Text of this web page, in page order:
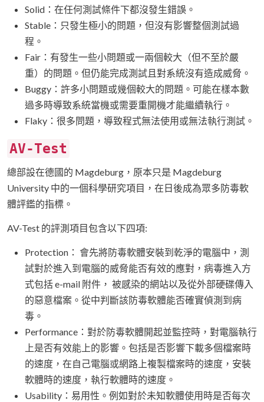
Solid：在任何測試條件下都沒發生錯誤。
Stable：只發生極小的問題，但沒有影響整個測試過
程。
Fair：有發生一些小問題或一兩個較大（但不至於嚴
重）的問題。但仍能完成測試且對系統沒有造成威脅。
Buggy：許多小問題或幾個較大的問題。可能在樣本數
過多時導致系統當機或需要重開機才能繼續執行。
Flaky：很多問題，導致程式無法使用或無法執行測試。
AV-Test
總部設在德國的 Magdeburg，原本只是 Magdeburg
University 中的一個科學研究項目，在日後成為眾多防毒軟
體評鑑的指標。
AV-Test 的評測項目包含以下四項:
Protection： 會先將防毒軟體安裝到乾淨的電腦中，測
試對於進入到電腦的威脅能否有效的應對，病毒進入方
式包括 e-mail 附件， 被感染的網站以及從外部硬碟傳入
的惡意檔案。從中判斷該防毒軟體能否確實偵測到病
毒。
Performance：對於防毒軟體開起並監控時，對電腦執行
上是否有效能上的影響。包括是否影響下載多個檔案時
的速度，在自己電腦或網路上複製檔案時的速度，安裝
軟體時的速度，執行軟體時的速度。
Usability：易用性。例如對於未知軟體使用時是否每次